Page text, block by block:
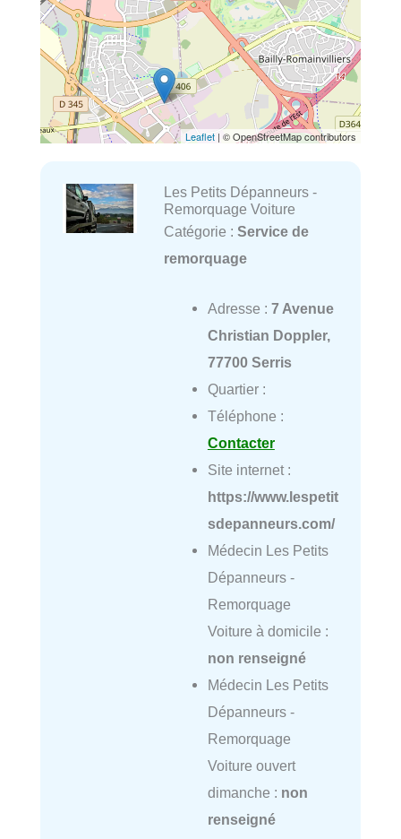
Leaflet | © OpenStreetMap contributors
Les Petits Dépanneurs -
Remorquage Voiture
Catégorie : Service de
remorquage
Adresse : 7 Avenue
Christian Doppler,
77700 Serris
Quartier :
Téléphone :
Contacter
Site internet :
https://www.lespetit
sdepanneurs.com/
Médecin Les Petits
Dépanneurs -
Remorquage
Voiture à domicile :
non renseigné
Médecin Les Petits
Dépanneurs -
Remorquage
Voiture ouvert
dimanche : non
renseigné